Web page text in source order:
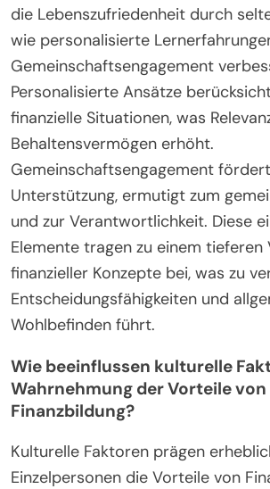
die Lebenszufriedenheit durch
wie personalisierte
Gemeinschaftsengagement
Personalisierte Ansätze
finanzielle Situationen, was
Behaltensvermögen erhöht.
Gemeinschaftsengagement
Unterstützung, ermutigt zum
und zur Verantwortlichkeit. Diese
Elemente tragen zu einem tieferen
finanzieller Konzepte bei, was zu
Entscheidungsfähigkeiten und
Wohlbefinden führt.
Wie beeinflussen kulturelle
Wahrnehmung der Vorteile von
Finanzbildung?
Kulturelle Faktoren prägen
Einzelpersonen die Vorteile von